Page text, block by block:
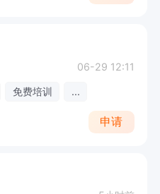
06-29 12:11
免费培训 ...
申请